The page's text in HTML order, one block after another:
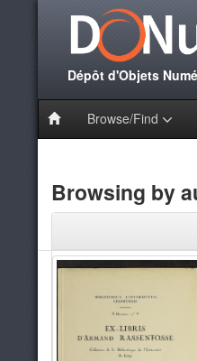
Dépôt d'Objets
Browse/Find
Browsing by